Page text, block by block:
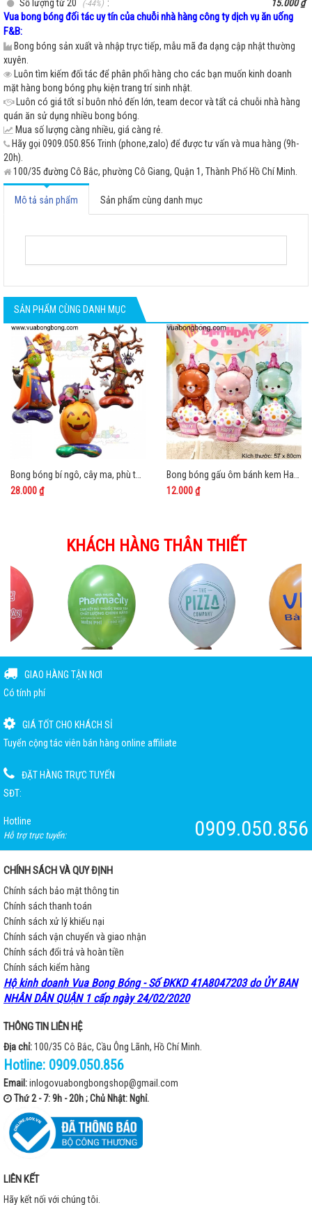
Số lượng từ 20
(-44%) : 15.000 ₫
Vua bong bóng đối tác uy tín của chuỗi nhà hàng công ty dịch vụ ăn uống
F&B:
Bong bóng sản xuất và nhập trực tiếp, mẫu mã đa dạng cập nhật thường
xuyên.
Luôn tìm kiếm đối tác để phân phối hàng cho các bạn muốn kinh doanh
mặt hàng bong bóng phụ kiện trang trí sinh nhật.
Luôn có giá tốt sỉ buôn nhỏ đến lớn, team decor và tất cả chuỗi nhà hàng
quán ăn sử dụng nhiều bong bóng.
Mua số lượng càng nhiều, giá càng rẻ.
Hãy gọi 0909.050.856 Trinh (phone,zalo) để được tư vấn và mua hàng (9h-
20h).
100/35 đường Cô Bắc, phường Cô Giang, Quận 1, Thành Phố Hồ Chí Minh.
Mô tả sản phẩm Sản phẩm cùng danh mục
SẢN PHẨM CÙNG DANH MỤC
28.000 ₫
12.000 ₫
KHÁCH HÀNG THÂN THIẾT
GIAO HÀNG TẬN NƠI
Có tính phí
GIÁ TỐT CHO KHÁCH SỈ
Tuyển cộng tác viên bán hàng online affiliate
ĐẶT HÀNG TRỰC TUYẾN
SĐT:
Hotline
Hỗ trợ trực tuyến: 0909.050.856
CHÍNH SÁCH VÀ QUY ĐỊNH
Chính sách bảo mật thông tin
Chính sách thanh toán
Chính sách xử lý khiếu nại
Chính sách vận chuyển và giao nhận
Chính sách đổi trả và hoàn tiền
Chính sách kiểm hàng
Hộ kinh doanh Vua Bong Bóng - Số ĐKKD 41A8047203 do ỦY BAN
NHÂN DÂN QUẬN 1 cấp ngày 24/02/2020
THÔNG TIN LIÊN HỆ
Địa chỉ:100/35 Cô Bắc, Cầu Ông Lãnh, Hồ Chí Minh.
Hotline: 0909.050.856
Email:inlogovuabongbongshop@gmail.com
Thứ 2 - 7: 9h - 20h ; Chủ Nhật: Nghỉ.
LIÊN KẾT
Hãy kết nối với chúng tôi.